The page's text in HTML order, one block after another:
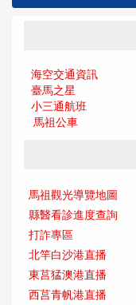
海空交通資訊
臺馬之星
小三通航班
馬祖公車
馬祖觀光導覽地圖
縣醫看診進度查詢
打詐專區
北竿白沙港直播
東莒猛澳港直播
西莒青帆港直播